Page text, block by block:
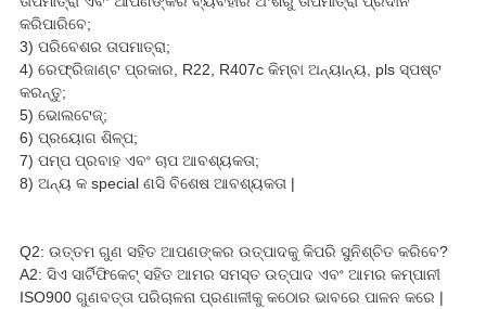
କରିପାରିବେ;
3) ପରିବେଶର ତାପମାତ୍ରା;
4) ରେଫ୍ରିଜାଣ୍ଟ ପ୍ରକାର, R22, R407c କିମ୍ବା ଅନ୍ୟାନ୍ୟ, pls ସ୍ପଷ୍ଟ
କରନ୍ତୁ;
5) ଭୋଲଟେଜ୍;
6) ପ୍ରୟୋଗ ଶିଳ୍ପ;
7) ପମ୍ପ ପ୍ରବାହ ଏବଂ ଚାପ ଆବଶ୍ୟକତା;
8) ଅନ୍ୟ କ special ଣସି ବିଶେଷ ଆବଶ୍ୟକତା |
Q2: ଉତ୍ତମ ଗୁଣ ସହିତ ଆପଣଙ୍କର ଉତ୍ପାଦକୁ କିପରି ସୁନିଶ୍ଚିତ କରିବେ?
A2: ସିଏ ସାର୍ଟିଫିକେଟ୍ ସହିତ ଆମର ସମସ୍ତ ଉତ୍ପାଦ ଏବଂ ଆମର କମ୍ପାନୀ
ISO900 ଗୁଣବତ୍ତା ପରିଚାଳନା ପ୍ରଣାଳୀକୁ କଠୋର ଭାବରେ ପାଳନ କରେ |